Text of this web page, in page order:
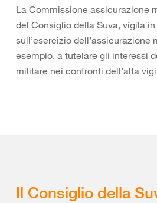
La Commissione assicurazione
del Consiglio della Suva, vigila
sull’esercizio dell’assicurazione
esempio, a tutelare gli interessi
militare nei confronti dell’alta
Il Consiglio della